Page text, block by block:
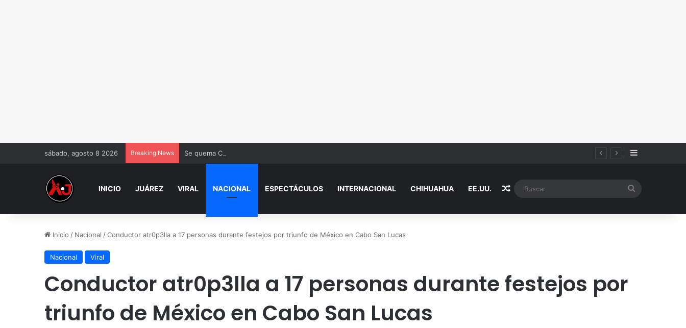
sábado, agosto 8 2026 Breaking News Se quema Challenger por falla mecánica en Villas del Sur Sidebar
INICIO JUÁREZ VIRAL NACIONAL ESPECTÁCULOS INTERNACIONAL CHIHUAHUA EE.UU. Random Article
Inicio / Nacional /Conductor atr0p3lla a 17 personas durante festejos por triunfo de México en Cabo San Lucas
Nacional Viral
Conductor atr0p3lla a 17 personas durante festejos por
triunfo de México en Cabo San Lucas